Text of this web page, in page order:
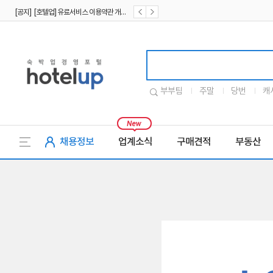
부부팀 주말 당번 캐
채용정보 업계소식 구매견적 부동산